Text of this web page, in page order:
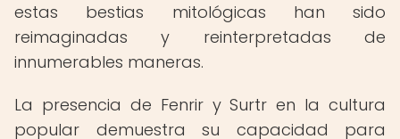
estas bestias mitológicas han sido
reimaginadas y reinterpretadas de
innumerables maneras.
La presencia de Fenrir y Surtr en la cultura
popular demuestra su capacidad para